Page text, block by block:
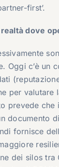
first’.
dove
Oggi c’è un
per valutare
prevede che
documento
fornisce
dei silos tra